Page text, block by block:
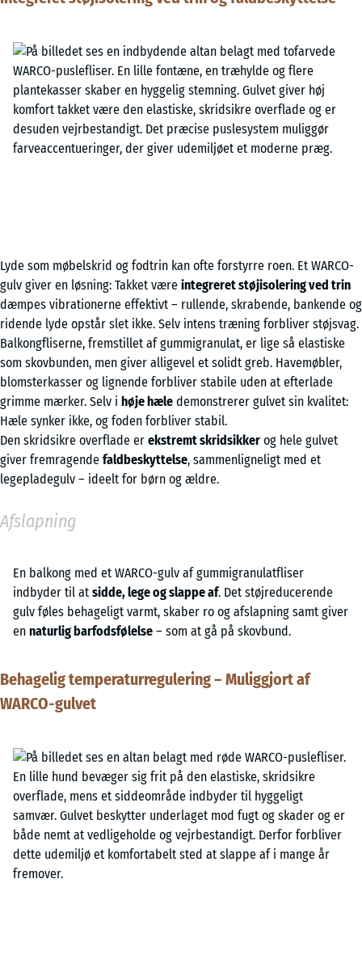
Lyde som møbelskrid og fodtrin kan ofte forstyrre roen. Et WARCO-
gulv giver en løsning: Takket være integreret støjisolering ved trin
dæmpes vibrationerne effektivt – rullende, skrabende, bankende og
ridende lyde opstår slet ikke. Selv intens træning forbliver støjsvag.
Balkongfliserne, fremstillet af gummigranulat, er lige så elastiske
som skovbunden, men giver alligevel et solidt greb. Havemøbler,
blomsterkasser og lignende forbliver stabile uden at efterlade
grimme mærker. Selv i høje hæle demonstrerer gulvet sin kvalitet:
Hæle synker ikke, og foden forbliver stabil.
Den skridsikre overflade er ekstremt skridsikker og hele gulvet
giver fremragende faldbeskyttelse, sammenligneligt med et
legepladegulv – ideelt for børn og ældre.
Afslapning
En balkong med et WARCO-gulv af gummigranulatfliser
indbyder til at sidde, lege og slappe af. Det støjreducerende
gulv føles behageligt varmt, skaber ro og afslapning samt giver
en naturlig barfodsfølelse – som at gå på skovbund.
Behagelig temperaturregulering – Muliggjort af
WARCO-gulvet